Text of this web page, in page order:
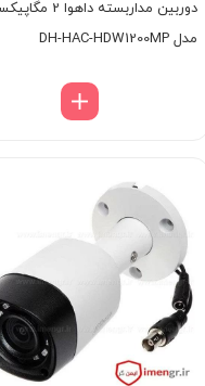
دوربین مداربسته داهوا 2
مدل DH-HAC-HDW1200MP